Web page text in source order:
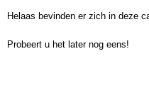
Helaas bevinden er zich in deze
Probeert u het later nog eens!